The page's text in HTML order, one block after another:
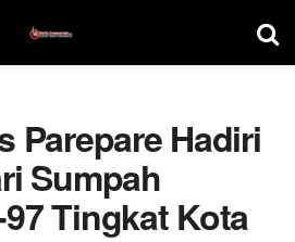
Parepare Hadiri
Sumpah
Tingkat Kota